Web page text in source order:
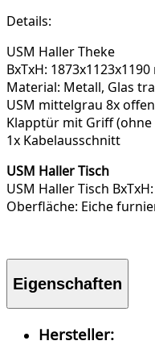
Details:
USM Haller Theke
BxTxH:
Material: Metall, Glas
USM mittelgrau 8x
Klapptür mit Griff (ohne
1x Kabelausschnitt
USM Haller Tisch
USM Haller Tisch
Oberfläche: Eiche
Eigenschaften
Hersteller: